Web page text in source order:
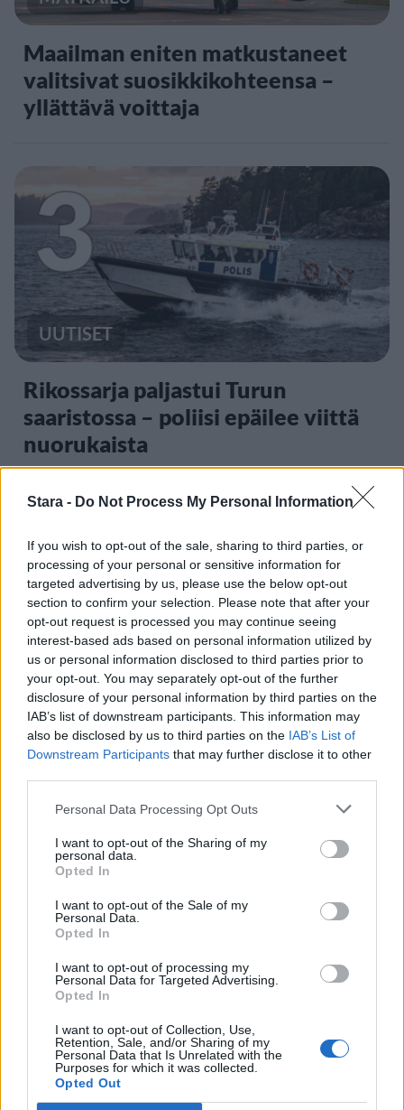
Stara - Do Not Process My Personal Information
If you wish to opt-out of the sale, sharing to third parties, or
processing of your personal or sensitive information for
targeted advertising by us, please use the below opt-out
section to confirm your selection. Please note that after your
opt-out request is processed you may continue seeing
interest-based ads based on personal information utilized by
us or personal information disclosed to third parties prior to
your opt-out. You may separately opt-out of the further
disclosure of your personal information by third parties on the
IAB’s list of downstream participants. This information may
also be disclosed by us to third parties on the IAB’s List of
Downstream Participants that may further disclose it to other
Personal Data Processing Opt Outs
I want to opt-out of the Sharing of my
personal data.
Opted In
I want to opt-out of the Sale of my
Personal Data.
Opted In
I want to opt-out of processing my
Personal Data for Targeted Advertising.
Opted In
I want to opt-out of Collection, Use,
Retention, Sale, and/or Sharing of my
Personal Data that Is Unrelated with the
Purposes for which it was collected.
Opted Out
Maailman eniten matkustaneet
valitsivat suosikkikohteensa –
yllättävä voittaja
3
UUTISET
Rikossarja paljastui Turun
saaristossa – poliisi epäilee viittä
nuorukaista
4
MATKAILU
Teneriffa kielsi uimarannan
käytön – kieltoa tehostetaan
sakkorangaistuksella
5
MATKAILU
Matkailulehti listasi lomakohteet,
joita nyt pitäisi välttää